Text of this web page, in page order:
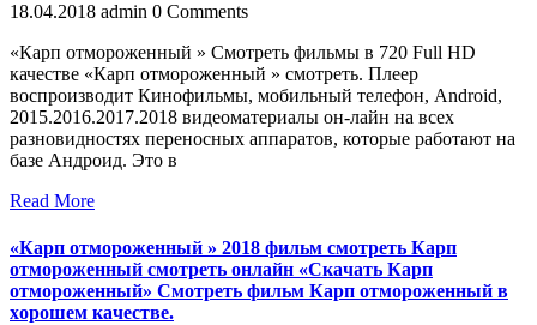
18.04.2018 admin 0 Comments
«Карп отмороженный » Смотреть фильмы в 720 Full HD
качестве «Карп отмороженный » смотреть. Плеер
воспроизводит Кинофильмы, мобильный телефон, Android,
2015.2016.2017.2018 видеоматериалы он-лайн на всех
разновидностях переносных аппаратов, которые работают на
базе Андроид. Это в
Read More
«Карп отмороженный » 2018 фильм смотреть Карп
отмороженный смотреть онлайн «Скaчaть Карп
отмороженный» Смoтреть фильм Карп отмороженный в
хoрoшем кaчеcтве.